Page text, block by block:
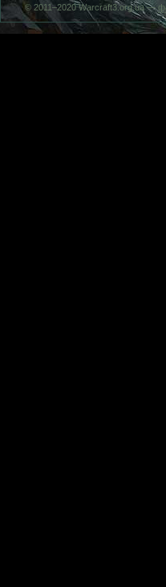
© 2011–2020 Warcraft3.org.ua —